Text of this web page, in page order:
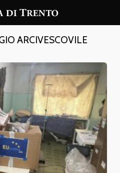
ARCIVESCOVILE